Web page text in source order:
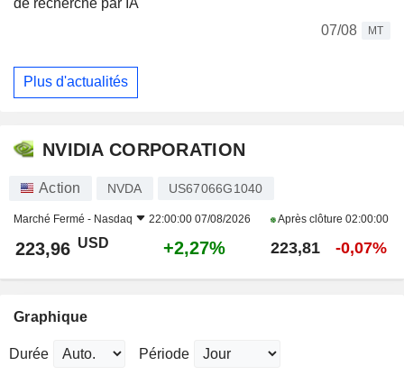
07/08
MT
Plus d'actualités
NVIDIA CORPORATION
Action NVDA US67066G1040
Marché Fermé - Nasdaq 22:00:00 07/08/2026 Après clôture 02:00:00
223,96 USD +2,27% 223,81 -0,07%
Graphique
Durée Période